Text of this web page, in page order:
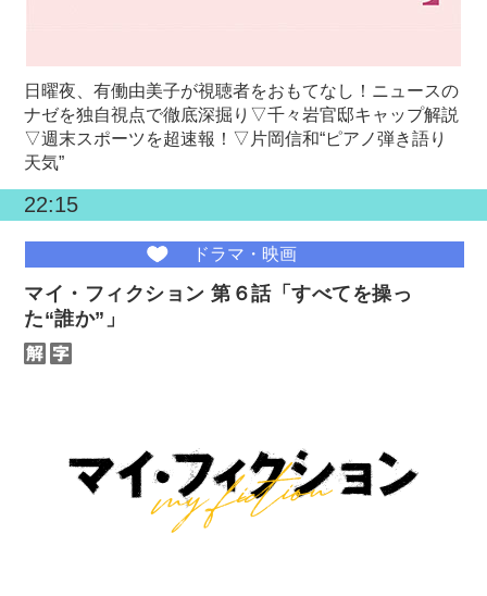
日曜夜、有働由美子が視聴者をおもてなし！ニュースの
ナゼを独自視点で徹底深掘り▽千々岩官邸キャップ解説
▽週末スポーツを超速報！▽片岡信和“ピアノ弾き語り
天気”
22:15
ドラマ・映画
マイ・フィクション 第６話「すべてを操っ
た“誰か”」